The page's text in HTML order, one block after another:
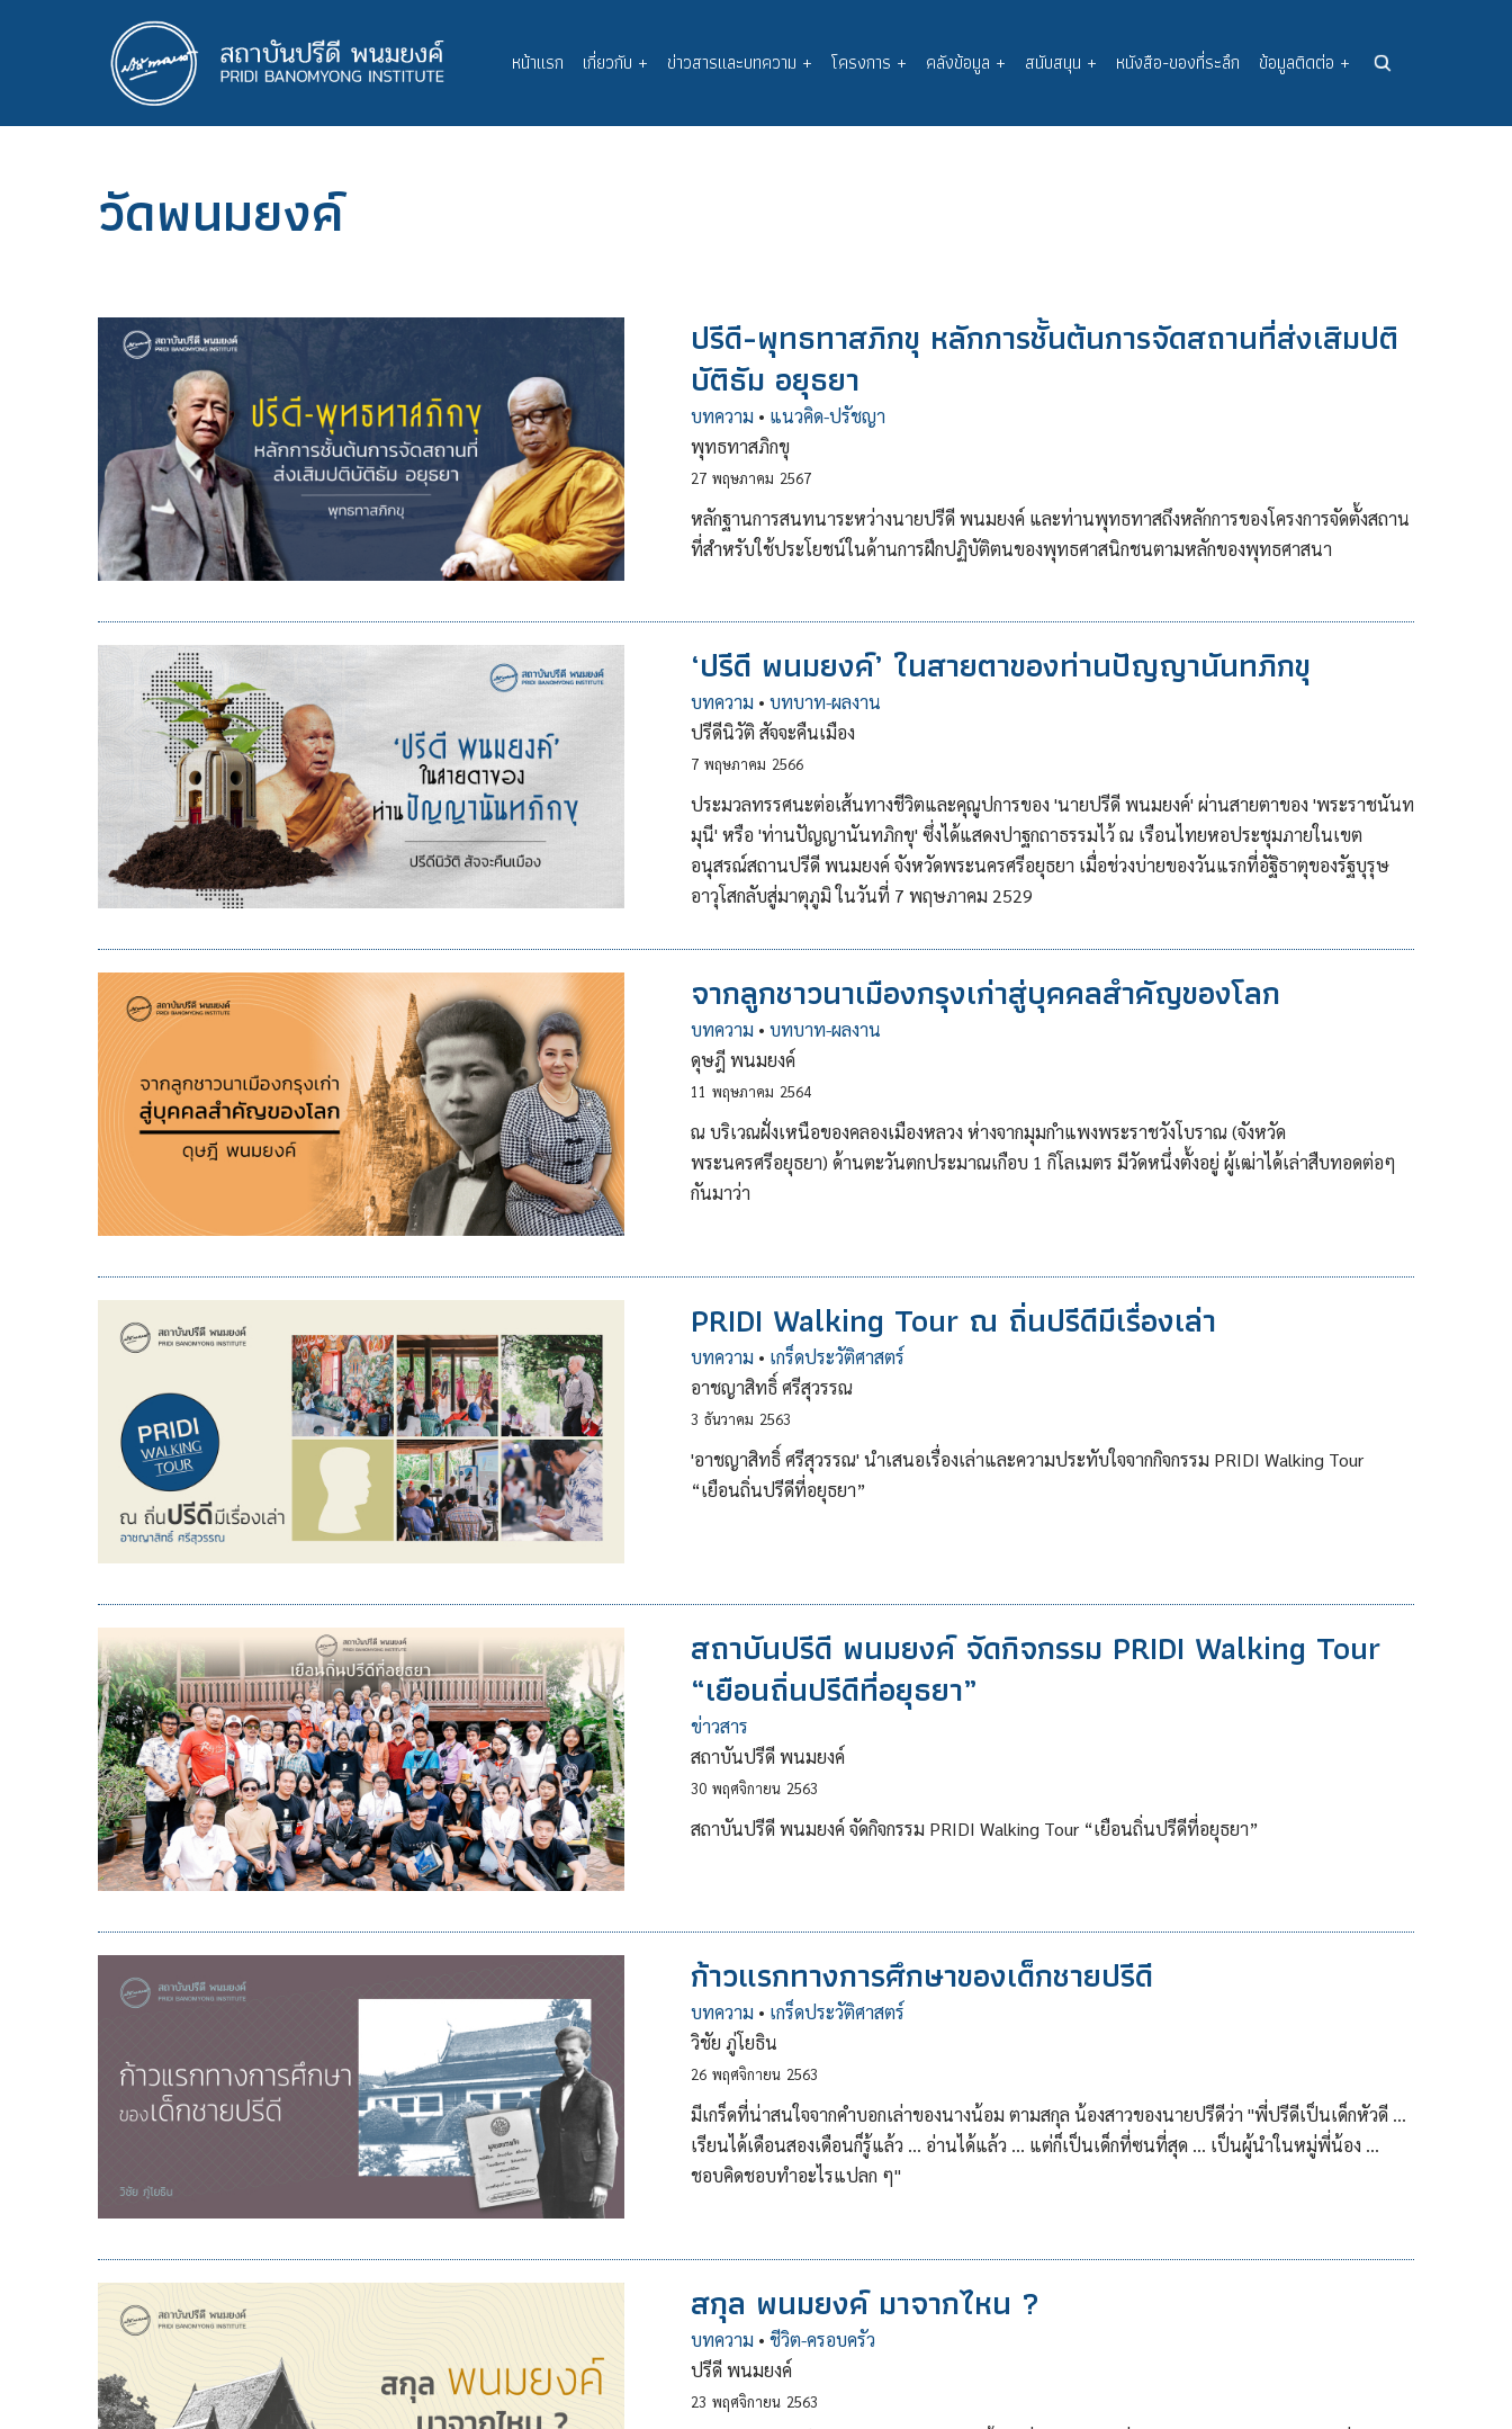
Main
navigation
หน้าแรก เกี่ยวกับ + ข่าวสารและบทความ + โครงการ + คลังข้อมูล + สนับสนุน + หนังสือ-ของที่ระลึก ข้อมูลติดต่อ +
วัดพนมยงค์
ปรีดี-พุทธทาสภิกขุ หลักการชั้นต้นการจัดสถานที่ส่งเสิมปติ
บัติธัม อยุธยา
บทความ • แนวคิด-ปรัชญา
พุทธทาสภิกขุ
27 พฤษภาคม 2567
หลักฐานการสนทนาระหว่างนายปรีดี พนมยงค์ และท่านพุทธทาสถึงหลักการของโครงการจัดตั้งสถาน
ที่สำหรับใช้ประโยชน์ในด้านการฝึกปฏิบัติตนของพุทธศาสนิกชนตามหลักของพุทธศาสนา
‘ปรีดี พนมยงค์’ ในสายตาของท่านปัญญานันทภิกขุ
บทความ • บทบาท-ผลงาน
ปรีดีนิวัติ สัจจะคืนเมือง
7 พฤษภาคม 2566
ประมวลทรรศนะต่อเส้นทางชีวิตและคุณูปการของ 'นายปรีดี พนมยงค์' ผ่านสายตาของ 'พระราชนันท
มุนี' หรือ 'ท่านปัญญานันทภิกขุ' ซึ่งได้แสดงปาฐกถาธรรมไว้ ณ เรือนไทยหอประชุมภายในเขต
อนุสรณ์สถานปรีดี พนมยงค์ จังหวัดพระนครศรีอยุธยา เมื่อช่วงบ่ายของวันแรกที่อัฐิธาตุของรัฐบุรุษ
อาวุโสกลับสู่มาตุภูมิ ในวันที่ 7 พฤษภาคม 2529
จากลูกชาวนาเมืองกรุงเก่าสู่บุคคลสำคัญของโลก
บทความ • บทบาท-ผลงาน
ดุษฎี พนมยงค์
11 พฤษภาคม 2564
ณ บริเวณฝั่งเหนือของคลองเมืองหลวง ห่างจากมุมกำแพงพระราชวังโบราณ (จังหวัด
พระนครศรีอยุธยา) ด้านตะวันตกประมาณเกือบ 1 กิโลเมตร มีวัดหนึ่งตั้งอยู่ ผู้เฒ่าได้เล่าสืบทอดต่อๆ
กันมาว่า
PRIDI Walking Tour ณ ถิ่นปรีดีมีเรื่องเล่า
บทความ • เกร็ดประวัติศาสตร์
อาชญาสิทธิ์ ศรีสุวรรณ
3 ธันวาคม 2563
'อาชญาสิทธิ์ ศรีสุวรรณ' นำเสนอเรื่องเล่าและความประทับใจจากกิจกรรม PRIDI Walking Tour
“เยือนถิ่นปรีดีที่อยุธยา”
สถาบันปรีดี พนมยงค์ จัดกิจกรรม PRIDI Walking Tour
“เยือนถิ่นปรีดีที่อยุธยา”
ข่าวสาร
สถาบันปรีดี พนมยงค์
30 พฤศจิกายน 2563
สถาบันปรีดี พนมยงค์ จัดกิจกรรม PRIDI Walking Tour “เยือนถิ่นปรีดีที่อยุธยา”
ก้าวแรกทางการศึกษาของเด็กชายปรีดี
บทความ • เกร็ดประวัติศาสตร์
วิชัย ภู่โยธิน
26 พฤศจิกายน 2563
มีเกร็ดที่น่าสนใจจากคำบอกเล่าของนางน้อม ตามสกุล น้องสาวของนายปรีดีว่า "พี่ปรีดีเป็นเด็กหัวดี …
เรียนได้เดือนสองเดือนก็รู้แล้ว … อ่านได้แล้ว … แต่ก็เป็นเด็กที่ซนที่สุด … เป็นผู้นำในหมู่พี่น้อง …
ชอบคิดชอบทำอะไรแปลก ๆ"
สกุล พนมยงค์ มาจากไหน ?
บทความ • ชีวิต-ครอบครัว
ปรีดี พนมยงค์
23 พฤศจิกายน 2563